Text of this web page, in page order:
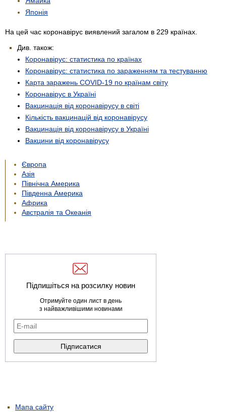
Японія
На цей час коронавірус виявлений загалом в 229 країнах.
Див. також:
Коронавірус: статистика по країнах
Коронавірус: статистика по зараженням та тестуванню
Карта заражень COVID-19 по країнам світу
Коронавірус в Україні
Вакцинація від коронавірусу в світі
Кількість вакцинацій від коронавірусу
Вакцинація від коронавірусу в Україні
Вакцини від коронавірусу
Європа
Азія
Північна Америка
Південна Америка
Африка
Австралія та Океанія
Підпишіться на розсилку новин
Отримуйте один лист в день
з найважливішими новинами
Мапа сайту